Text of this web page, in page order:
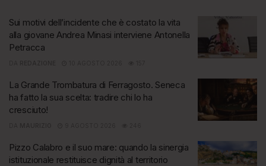
Sui motivi dell’incidente che è costato la vita
alla giovane Andrea Minasi interviene Antonella
Petracca
La Grande Trombatura di Ferragosto. Seneca
ha fatto la sua scelta: tradire chi lo ha
cresciuto!
Pizzo Calabro e il suo mare: quando la sinergia
istituzionale restituisce dignità al territorio